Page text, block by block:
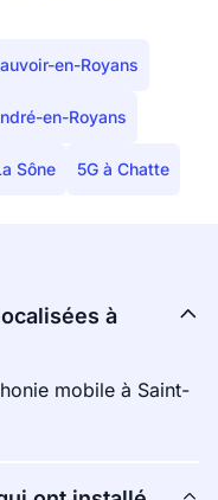
en-Royans
en-Royans
Sône 5G à Chatte
à
mobile à Saint-